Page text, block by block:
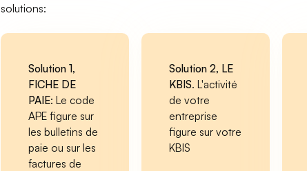
solutions:
Solution 1,
FICHE DE
PAIE: Le code
APE figure sur
les bulletins de
paie ou sur les
factures de
Solution 2, LE
KBIS. L'activité
de votre
entreprise
figure sur votre
KBIS